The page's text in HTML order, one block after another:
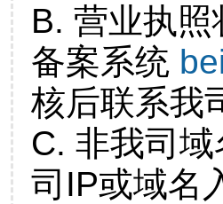
B. 营业执
备案系统
核后联系我
C. 非我司
司IP或域名